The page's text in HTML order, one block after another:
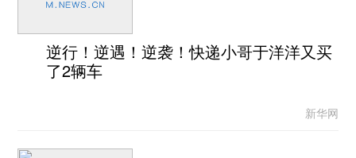
逆行！逆遇！逆袭！快递小哥于洋洋又买
了2辆车
新华网